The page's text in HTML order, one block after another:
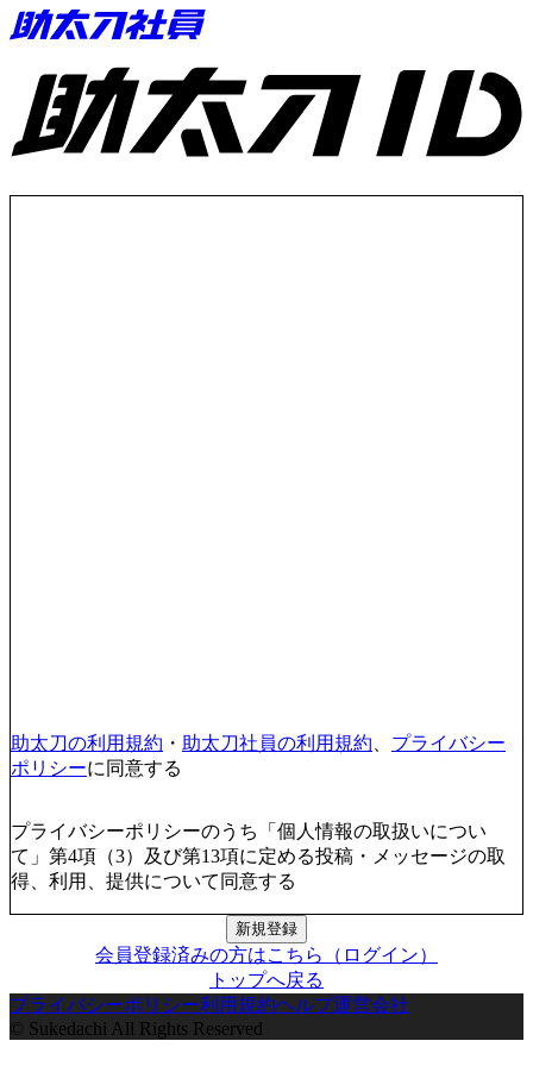
助太刀ID
助太刀の利用規約 ・ 助太刀社員の利用規約
プライバシー
ポリシーに同意する
プライバシーポリシーのうち「個人情報の取扱いについ
て」第4項（3）及び第13項に定める投稿・メッセージの取
得、利用、提供について同意する
新規登録
会員登録済みの方はこちら（ログイン）
トップへ戻る
プライバシーポリシー利用規約ヘルプ運営会社
© Sukedachi All Rights Reserved